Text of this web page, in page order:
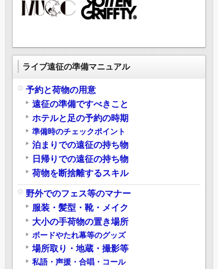
ライブ遠征の準備マニュアル
予約と荷物の用意
遠征の準備ですべきこと
ホテルと足の予約の時期
準備時のチェックポイント
泊まりでの遠征の持ち物
日帰りでの遠征の持ち物
荷物を断捨離するスキル
野外でのフェス等のマナー
服装・髪型・靴・メイク
大小の手荷物の置き場所
ボードやたれ幕等のグッズ
場所取り・地蔵・撮影等
私語・声援・合唱・コール